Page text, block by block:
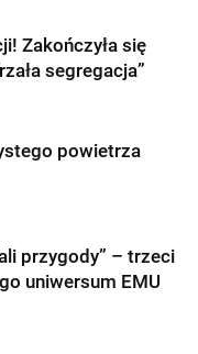
Zakończyła się
segregacja”
powietrza
przygody” – trzeci
uniwersum EMU